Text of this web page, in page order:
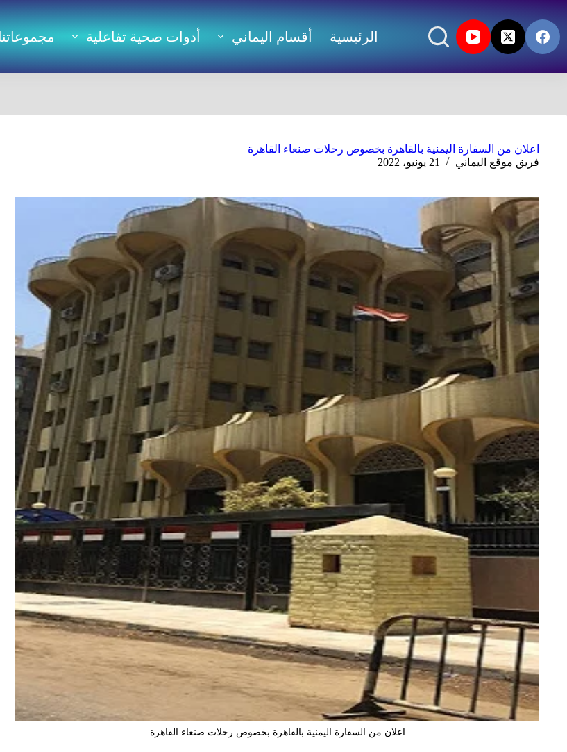
الرئيسية أقسام اليماني أدوات صحية تفاعلية مجموعاتنا
اعلان من السفارة اليمنية بالقاهرة بخصوص رحلات صنعاء القاهرة
فريق موقع اليماني
21 يونيو، 2022
اعلان من السفارة اليمنية بالقاهرة بخصوص رحلات صنعاء القاهرة